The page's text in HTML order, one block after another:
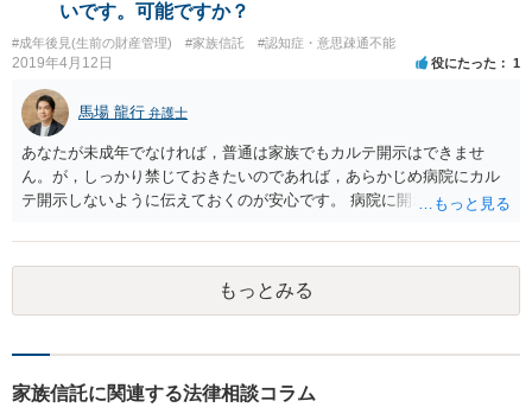
いです。可能ですか？
#成年後見(生前の財産管理) #家族信託 #認知症・意思疎通不能
2019年4月12日 役にたった 1
馬場 龍行 弁護士
あなたが未成年でなければ，普通は家族でもカルテ開示はできませ
ん。が，しっかり禁じておきたいのであれば，あらかじめ病院にカル
テ開示しないように伝えておくのが安心です。 病院に開示しないよう
可能性は低いのでコストパフォーマンスとしてはどうかなという感じ
がします。
もっとみる
家族信託に関連する法律相談コラム